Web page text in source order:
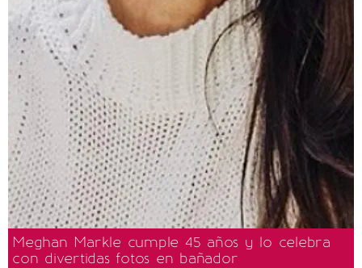
Meghan Markle cumple 45 años y lo celebra
con divertidas fotos en bañador